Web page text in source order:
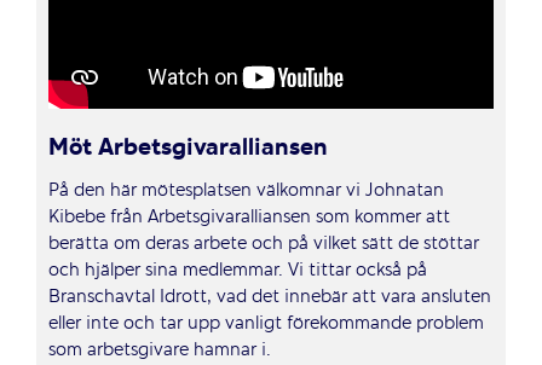
Möt Arbetsgivaralliansen
På den här mötesplatsen välkomnar vi Johnatan
Kibebe från Arbetsgivaralliansen som kommer att
berätta om deras arbete och på vilket sätt de stöttar
och hjälper sina medlemmar. Vi tittar också på
Branschavtal Idrott, vad det innebär att vara ansluten
eller inte och tar upp vanligt förekommande problem
som arbetsgivare hamnar i.